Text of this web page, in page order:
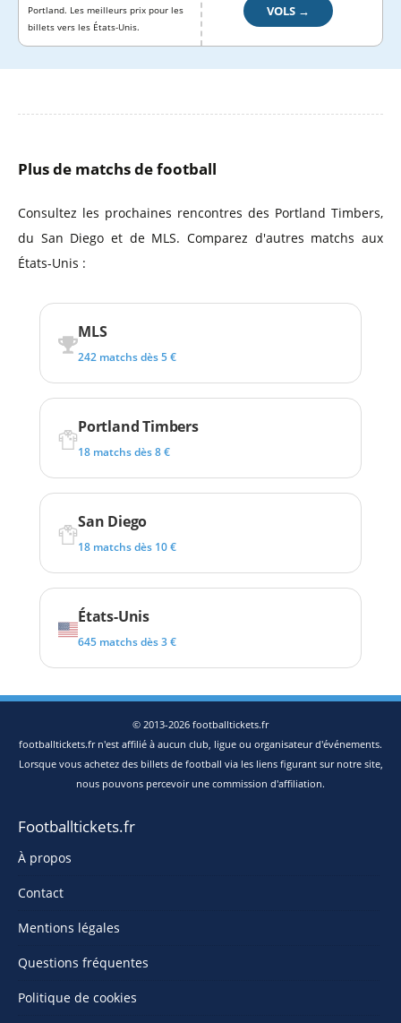
Portland. Les meilleurs prix pour les
billets vers les États-Unis.
VOLS →
Plus de matchs de football
Consultez les prochaines rencontres des Portland Timbers,
du San Diego et de MLS. Comparez d'autres matchs aux
États-Unis :
MLS
242 matchs dès 5 €
Portland Timbers
18 matchs dès 8 €
San Diego
18 matchs dès 10 €
États-Unis
645 matchs dès 3 €
© 2013-2026 footballtickets.fr
footballtickets.fr n'est affilié à aucun club, ligue ou organisateur d'événements.
Lorsque vous achetez des billets de football via les liens figurant sur notre site,
nous pouvons percevoir une commission d'affiliation.
Footballtickets.fr
À propos
Contact
Mentions légales
Questions fréquentes
Politique de cookies